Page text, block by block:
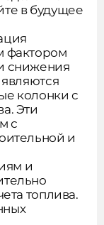
в будущее
фактором
снижения
колонки с
Эти
с
и
и
топлива.